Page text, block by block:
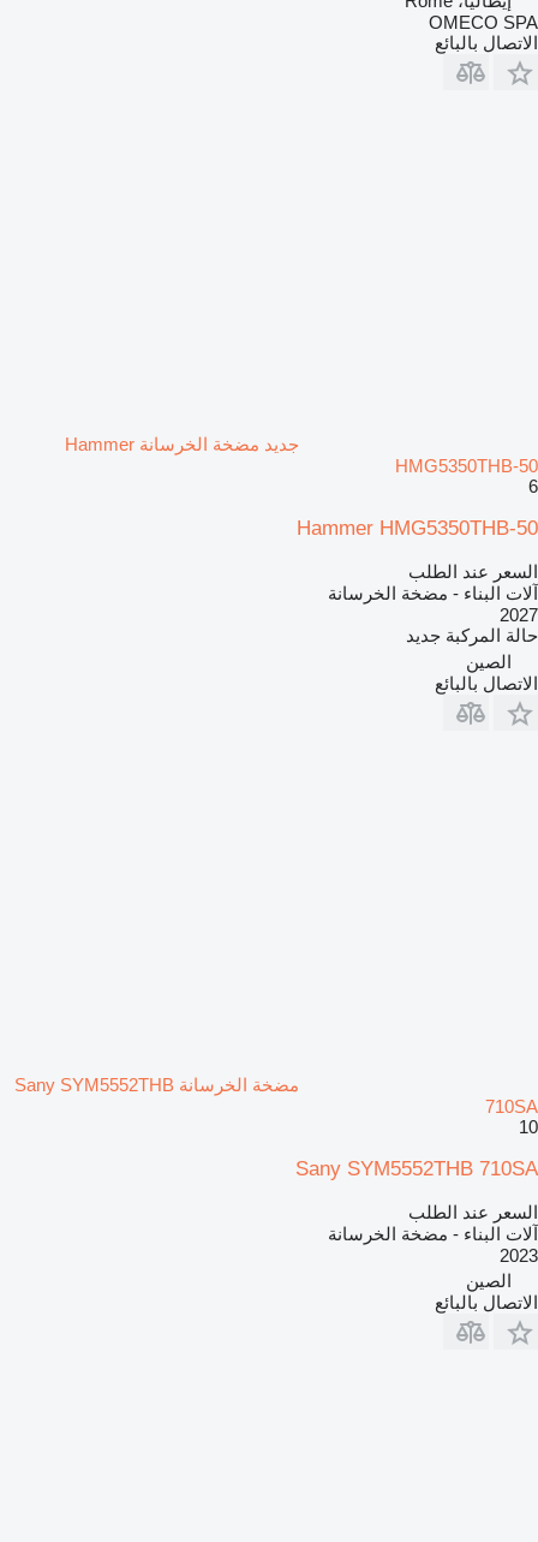
OMECO SPA
الاتصال بالبائع
جديد مضخة الخرسانة Hammer
HMG5350THB-50
6
Hammer HMG5350THB-50
السعر عند الطلب
آلات البناء - مضخة الخرسانة
2027
حالة المركبة جديد
الصين
الاتصال بالبائع
مضخة الخرسانة Sany SYM5552THB
710SA
10
Sany SYM5552THB 710SA
السعر عند الطلب
آلات البناء - مضخة الخرسانة
2023
الصين
الاتصال بالبائع